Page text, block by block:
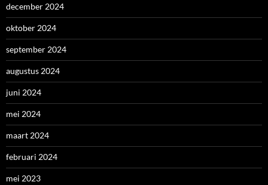
december 2024
oktober 2024
september 2024
augustus 2024
juni 2024
mei 2024
maart 2024
februari 2024
mei 2023